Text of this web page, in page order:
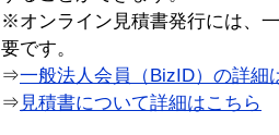
※オンライン見積書発行には、
要です。
⇒一般法人会員（BizID）の詳細
⇒ 見積書について詳細はこちら